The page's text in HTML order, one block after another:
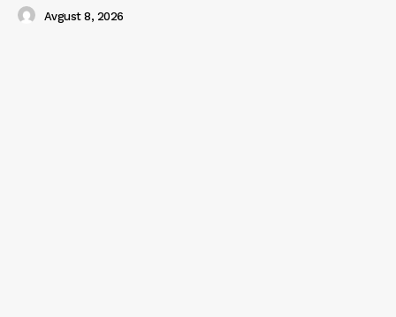
Avgust 8, 2026